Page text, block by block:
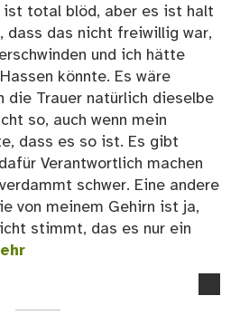
ist total blöd, aber es ist halt
dass das nicht freiwillig war,
und ich hätte
könnte. Es wäre
die Trauer natürlich dieselbe
so, auch wenn mein
dass es so ist. Es gibt
Verantwortlich machen
schwer. Eine andere
von meinem Gehirn ist ja,
stimmt, das es nur ein